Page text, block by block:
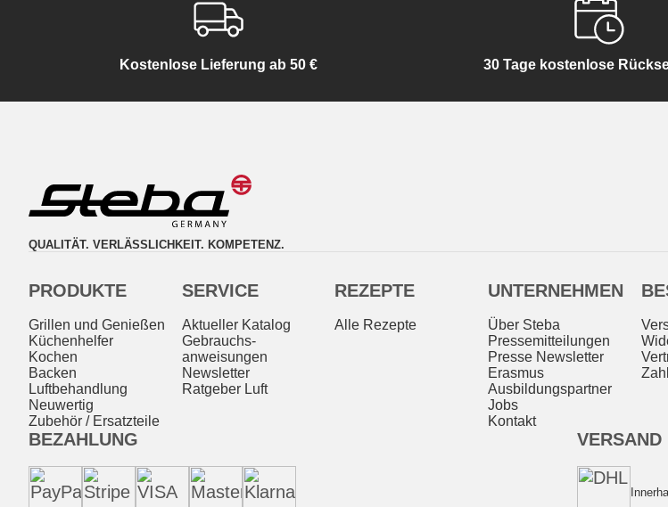
Kostenlose Lieferung ab 50 € 30 Tage kostenlose
QUALITÄT. VERLÄSSLICHKEIT. KOMPETENZ.
PRODUKTE
Grillen und Genießen
Küchenhelfer
Kochen
Backen
Luftbehandlung
Neuwertig
Zubehör / Ersatzteile
SERVICE
Aktueller Katalog
Gebrauchs­
anweisungen
Newsletter
Ratgeber Luft
REZEPTE
Alle Rezepte
UNTERNEHMEN
Über Steba
Pressemitteilungen
Presse Newsletter
Erasmus
Ausbildungspartner
Jobs
Kontakt
BEZAHLUNG VERSAND